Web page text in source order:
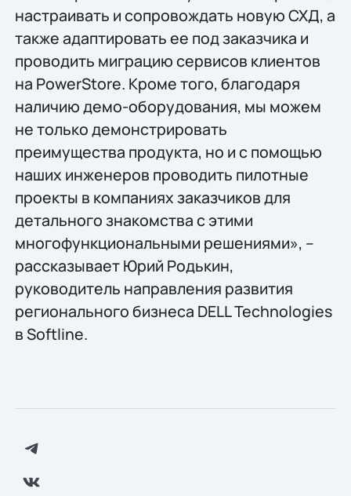
настраивать и сопровождать новую СХД, а
также адаптировать ее под заказчика и
проводить миграцию сервисов клиентов
на PowerStore. Кроме того, благодаря
наличию демо-оборудования, мы можем
не только демонстрировать
преимущества продукта, но и с помощью
наших инженеров проводить пилотные
проекты в компаниях заказчиков для
детального знакомства с этими
многофункциональными решениями», –
рассказывает Юрий Родькин,
руководитель направления развития
регионального бизнеса DELL Technologies
в Softline.